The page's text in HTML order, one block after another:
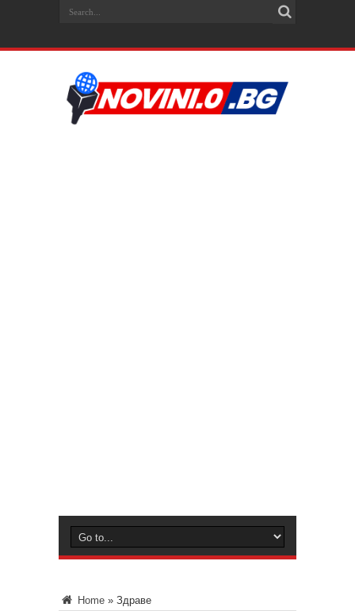
Home » Здраве